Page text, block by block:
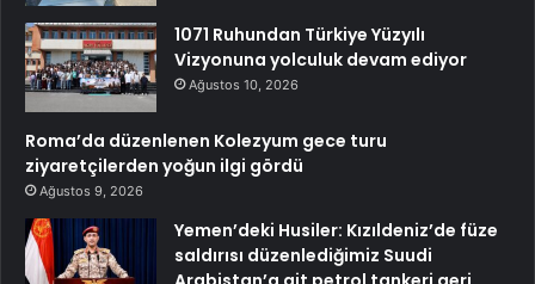
1071 Ruhundan Türkiye Yüzyılı
Vizyonuna yolculuk devam ediyor
Ağustos 10, 2026
Roma’da düzenlenen Kolezyum gece turu
ziyaretçilerden yoğun ilgi gördü
Ağustos 9, 2026
Yemen’deki Husiler: Kızıldeniz’de füze
saldırısı düzenlediğimiz Suudi